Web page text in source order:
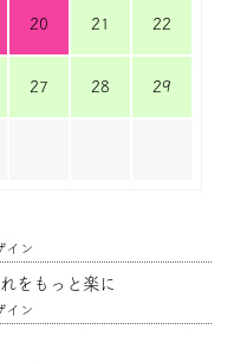
20 21 22
27 28 29
イン
をもっと楽に
イン